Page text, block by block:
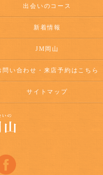
出会いのコース
新着情報
JM岡山
問い合わせ・来店予約はこちら
サイトマップ